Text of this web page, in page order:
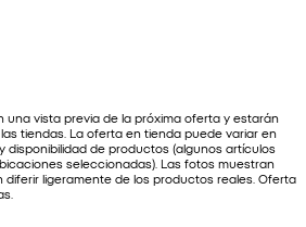
vista previa de la próxima oferta y estarán
tiendas. La oferta en tienda puede variar en
disponibilidad de productos (algunos artículos
seleccionadas). Las fotos muestran
ligeramente de los productos reales. Oferta